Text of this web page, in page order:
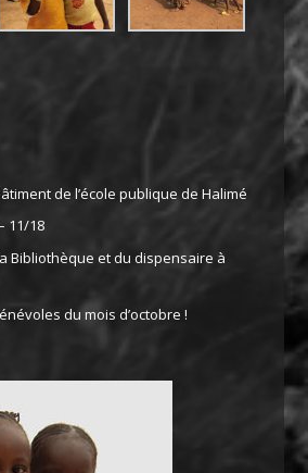
de l’école publique de Halimé
11/18
Bibliothèque et du dispensaire à
du mois d’octobre !